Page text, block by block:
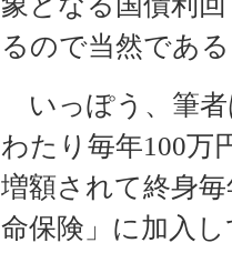
るので当然であ
いっぽう、筆者
わたり毎年100万
増額されて終身
命保険」に加入